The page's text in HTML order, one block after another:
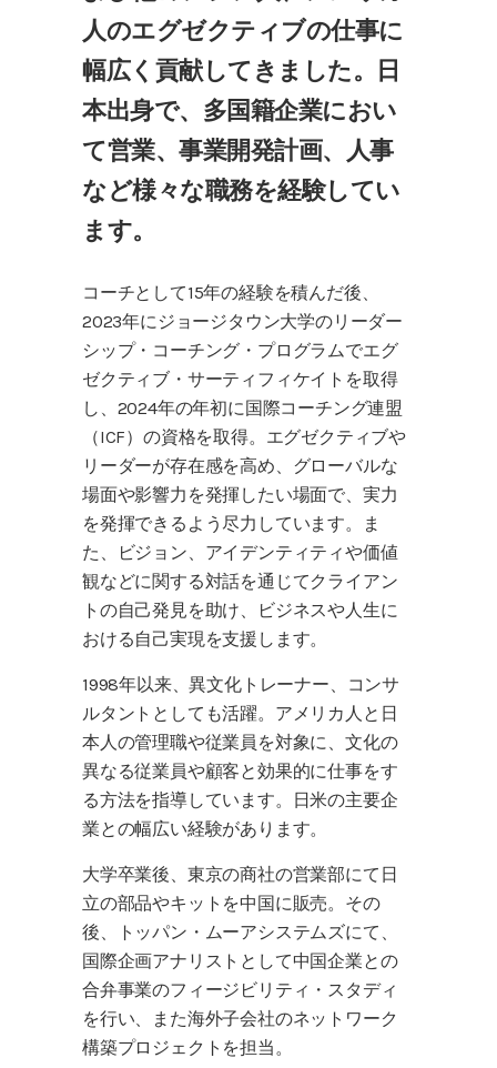
人のエグゼクティブの仕事に
幅広く貢献してきました。日
本出身で、多国籍企業におい
て営業、事業開発計画、人事
など様々な職務を経験してい
ます。
コーチとして15年の経験を積んだ後、
2023年にジョージタウン大学のリーダー
シップ・コーチング・プログラムでエグ
ゼクティブ・サーティフィケイトを取得
し、2024年の年初に国際コーチング連盟
（ICF）の資格を取得。エグゼクティブや
リーダーが存在感を高め、グローバルな
場面や影響力を発揮したい場面で、実力
を発揮できるよう尽力しています。ま
た、ビジョン、アイデンティティや価値
観などに関する対話を通じてクライアン
トの自己発見を助け、ビジネスや人生に
おける自己実現を支援します。
1998年以来、異文化トレーナー、コンサ
ルタントとしても活躍。アメリカ人と日
本人の管理職や従業員を対象に、文化の
異なる従業員や顧客と効果的に仕事をす
る方法を指導しています。日米の主要企
業との幅広い経験があります。
大学卒業後、東京の商社の営業部にて日
立の部品やキットを中国に販売。その
後、トッパン・ムーアシステムズにて、
国際企画アナリストとして中国企業との
合弁事業のフィージビリティ・スタディ
を行い、また海外子会社のネットワーク
構築プロジェクトを担当。